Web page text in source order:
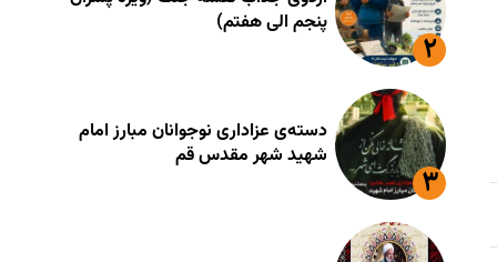
پنجم الی هفتم)
دسته‌ی عزاداری نوجوانان مبارز امام
شهید شهر مقدس قم